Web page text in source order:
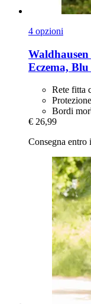
4 opzioni
Waldhausen
Eczema,
Rete fitta
Bordi
€ 26,99
Consegna entro